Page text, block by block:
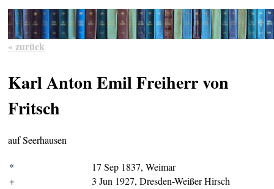
« zurück
Karl Anton Emil Freiherr von
Fritsch
auf Seerhausen
*
17 Sep 1837, Weimar
+
3 Jun 1927, Dresden-Weißer Hirsch